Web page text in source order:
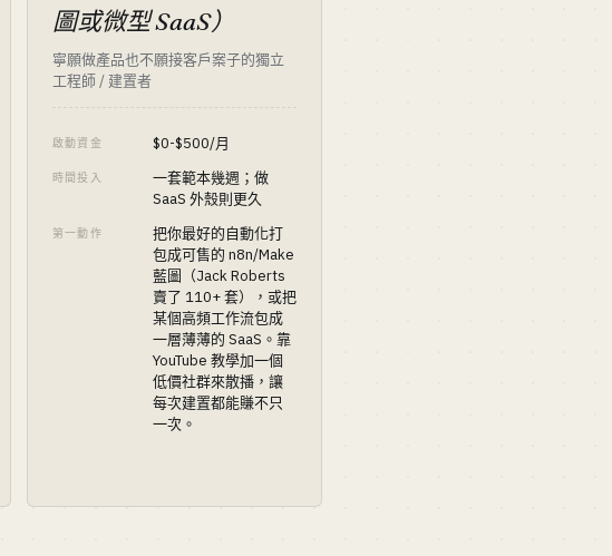
圖或微型 SaaS）
寧願做產品也不願接客戶案子的獨立
工程師 / 建置者
啟動資金 $0-$500/月
時間投入
一套範本幾週；做
SaaS 外殼則更久
第一動作
把你最好的自動化打
包成可售的 n8n/Make
藍圖（Jack Roberts
賣了 110+ 套），或把
某個高頻工作流包成
一層薄薄的 SaaS。靠
YouTube 教學加一個
低價社群來散播，讓
每次建置都能賺不只
一次。